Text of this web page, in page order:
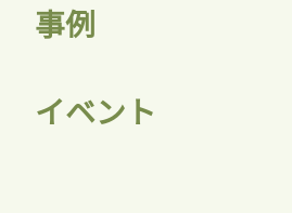
事例
イベント